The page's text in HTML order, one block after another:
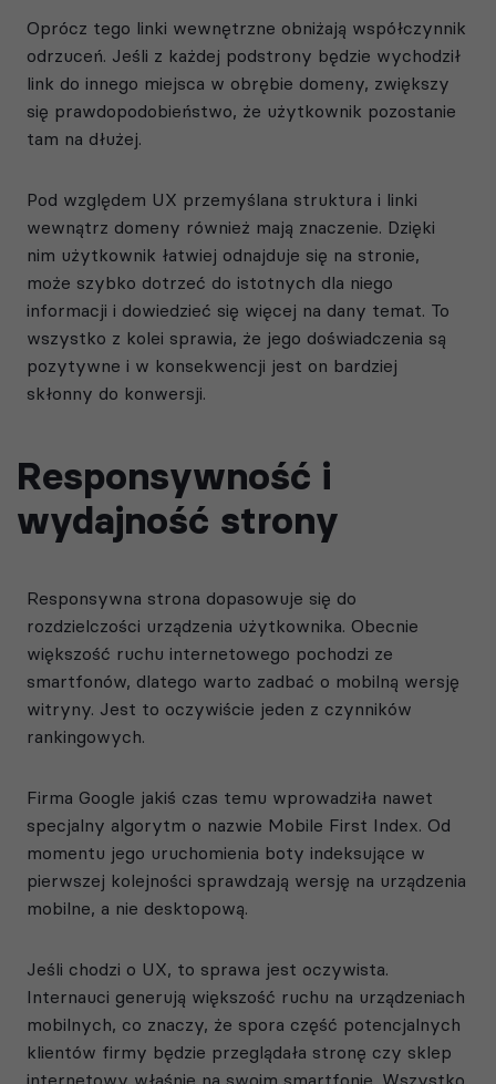
Oprócz tego linki wewnętrzne obniżają współczynnik
odrzuceń. Jeśli z każdej podstrony będzie wychodził
link do innego miejsca w obrębie domeny, zwiększy
się prawdopodobieństwo, że użytkownik pozostanie
tam na dłużej.
Pod względem UX przemyślana struktura i linki
wewnątrz domeny również mają znaczenie. Dzięki
nim użytkownik łatwiej odnajduje się na stronie,
może szybko dotrzeć do istotnych dla niego
informacji i dowiedzieć się więcej na dany temat. To
wszystko z kolei sprawia, że jego doświadczenia są
pozytywne i w konsekwencji jest on bardziej
skłonny do konwersji.
Responsywność i
wydajność strony
Responsywna strona dopasowuje się do
rozdzielczości urządzenia użytkownika. Obecnie
większość ruchu internetowego pochodzi ze
smartfonów, dlatego warto zadbać o mobilną wersję
witryny. Jest to oczywiście jeden z czynników
rankingowych.
Firma Google jakiś czas temu wprowadziła nawet
specjalny algorytm o nazwie Mobile First Index. Od
momentu jego uruchomienia boty indeksujące w
pierwszej kolejności sprawdzają wersję na urządzenia
mobilne, a nie desktopową.
Jeśli chodzi o UX, to sprawa jest oczywista.
Internauci generują większość ruchu na urządzeniach
mobilnych, co znaczy, że spora część potencjalnych
klientów firmy będzie przeglądała stronę czy sklep